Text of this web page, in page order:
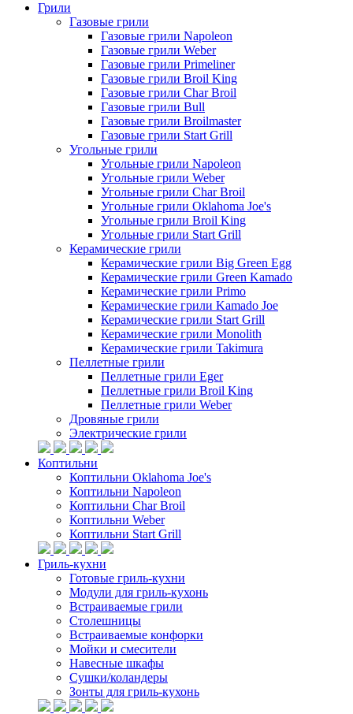
Грили
Газовые грили
Газовые грили Napoleon
Газовые грили Weber
Газовые грили Primeliner
Газовые грили Broil King
Газовые грили Char Broil
Газовые грили Bull
Газовые грили Broilmaster
Газовые грили Start Grill
Угольные грили
Угольные грили Napoleon
Угольные грили Weber
Угольные грили Char Broil
Угольные грили Oklahoma Joe's
Угольные грили Broil King
Угольные грили Start Grill
Керамические грили
Керамические грили Big Green Egg
Керамические грили Green Kamado
Керамические грили Primo
Керамические грили Kamado Joe
Керамические грили Start Grill
Керамические грили Monolith
Керамические грили Takimura
Пеллетные грили
Пеллетные грили Eger
Пеллетные грили Broil King
Пеллетные грили Weber
Дровяные грили
Электрические грили
Коптильни
Коптильни Oklahoma Joe's
Коптильни Napoleon
Коптильни Char Broil
Коптильни Weber
Коптильни Start Grill
Гриль-кухни
Готовые гриль-кухни
Модули для гриль-кухонь
Встраиваемые грили
Столешницы
Встраиваемые конфорки
Мойки и смесители
Навесные шкафы
Сушки/коландеры
Зонты для гриль-кухонь